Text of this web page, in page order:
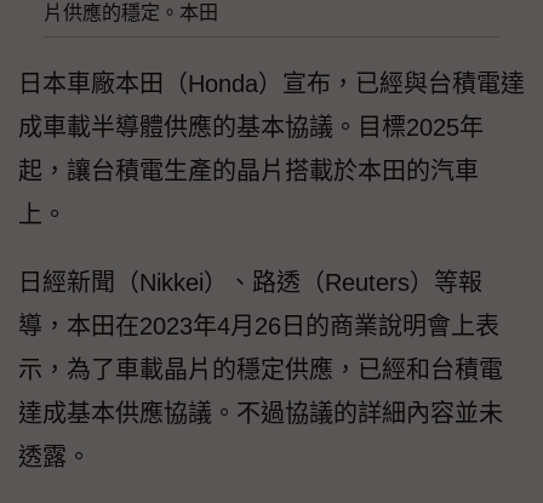
片供應的穩定。本田
日本車廠本田（Honda）宣布，已經與台積電達
成車載半導體供應的基本協議。目標2025年
起，讓台積電生產的晶片搭載於本田的汽車
上。
日經新聞（Nikkei）、路透（Reuters）等報
導，本田在2023年4月26日的商業說明會上表
示，為了車載晶片的穩定供應，已經和台積電
達成基本供應協議。不過協議的詳細內容並未
透露。